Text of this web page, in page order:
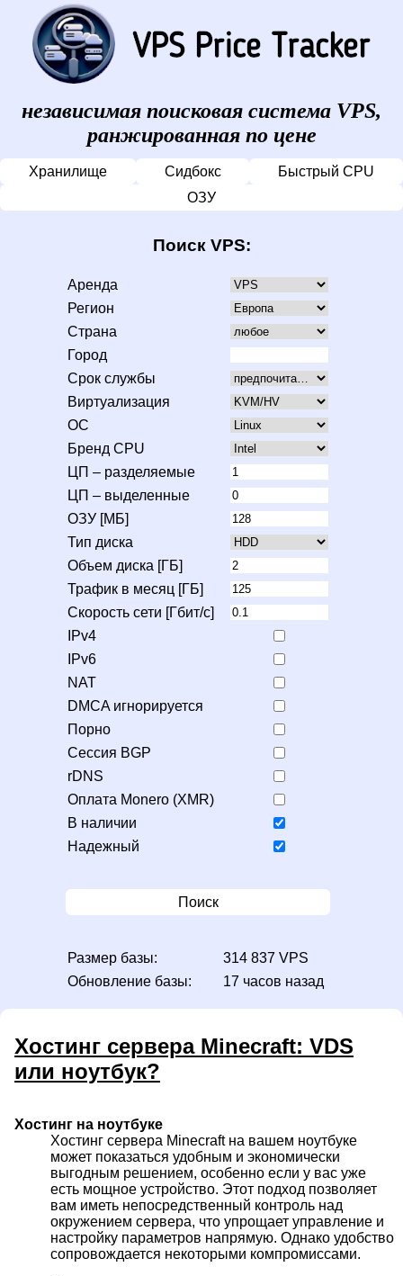
независимая поисковая система VPS,
ранжированная по цене
Хранилище Сидбокс
Быстрый CPU
ОЗУ
Поиск VPS:
Аренда
Регион
Страна
Город
Срок службы
Виртуализация
ОС
Бренд CPU
ЦП – разделяемые
ЦП – выделенные
ОЗУ [МБ]
Тип диска
Объем диска [ГБ]
Трафик в месяц [ГБ]
Скорость сети [Гбит/с]
IPv4
IPv6
NAT
DMCA игнорируется
Порно
Сессия BGP
rDNS
Оплата Monero (XMR)
В наличии
Надежный
Поиск
Размер базы:
314 837 VPS
Обновление базы:
17 часов назад
Хостинг сервера Minecraft: VDS
или ноутбук?
Хостинг на ноутбуке
Хостинг сервера Minecraft на вашем ноутбуке
может показаться удобным и экономически
выгодным решением, особенно если у вас уже
есть мощное устройство. Этот подход позволяет
вам иметь непосредственный контроль над
окружением сервера, что упрощает управление и
настройку параметров напрямую. Однако удобство
сопровождается некоторыми компромиссами.